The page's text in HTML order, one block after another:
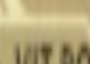
tillverkade Prillan